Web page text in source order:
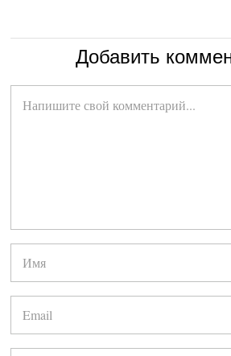
Добавить